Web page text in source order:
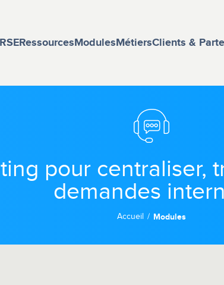
RSERessourcesModulesMétiersClients &
pour centraliser,
demandes
Accueil Modules